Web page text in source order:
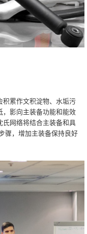
积累作文积淀物、水垢污
，影向主装备功能和能效
氏网络将结合主装备和具
骤，增加主装备保持良好